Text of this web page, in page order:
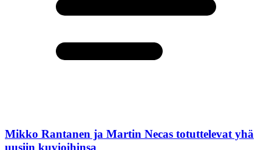
Mikko Rantanen ja Martin Necas totuttelevat yhä
uusiin kuvioihinsa